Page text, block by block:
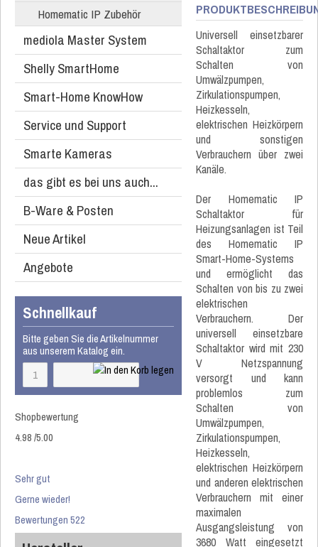
Homematic IP Zubehör
mediola Master System
Shelly SmartHome
Smart-Home KnowHow
Service und Support
Smarte Kameras
das gibt es bei uns auch...
B-Ware & Posten
Neue Artikel
Angebote
Schnellkauf
Bitte geben Sie die Artikelnummer
aus unserem Katalog ein.
Shopbewertung
4.98/5.00
Sehr gut
Gerne wieder!
Bewertungen 522
Universell einsetzbarer
Schaltaktor zum
Schalten von
Umwälzpumpen,
Zirkulationspumpen,
Heizkesseln,
elektrischen Heizkörpern
und sonstigen
Verbrauchern über zwei
Kanäle.
Der Homematic IP
Schaltaktor für
Heizungsanlagen ist Teil
des Homematic IP
Smart-Home-Systems
und ermöglicht das
Schalten von bis zu zwei
elektrischen
Verbrauchern. Der
universell einsetzbare
Schaltaktor wird mit 230
V Netzspannung
versorgt und kann
problemlos zum
Schalten von
Umwälzpumpen,
Zirkulationspumpen,
Heizkesseln,
elektrischen Heizkörpern
und anderen elektrischen
Verbrauchern mit einer
maximalen
Ausgangsleistung von
3680 Watt eingesetzt